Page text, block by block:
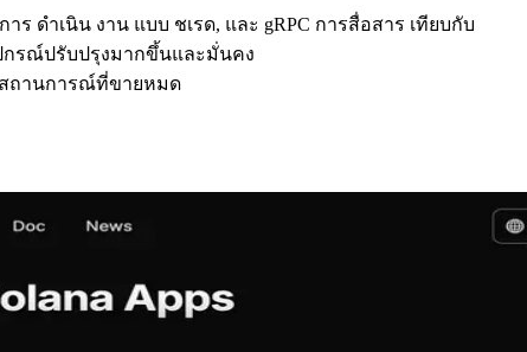
ดําเนิน งาน แบบ ชเรด, และ gRPC การสื่อสาร เทียบกับ
กรณ์ปรับปรุงมากขึ้นและมั่นคง
สถานการณ์ที่ขายหมด